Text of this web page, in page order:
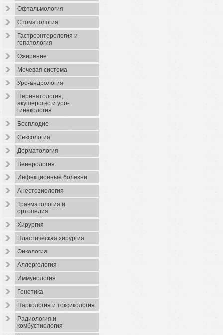
Офтальмология
Стоматология
Гастроэнтерология и
гепатология
Ожирение
Мочевая система
Уро-андрология
Перинатология,
акушерство и уро-
гинекология
Бесплодие
Сексология
Дерматология
Венерология
Инфекционные болезни
Анестезиология
Травматология и
ортопедия
Хирургия
Пластическая хирургия
Онкология
Аллергология
Иммунология
Генетика
Наркология и токсикология
Радиология и
комбустиология